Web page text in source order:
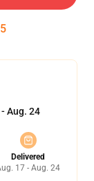
Aug. 24
Delivered
17 - Aug. 24